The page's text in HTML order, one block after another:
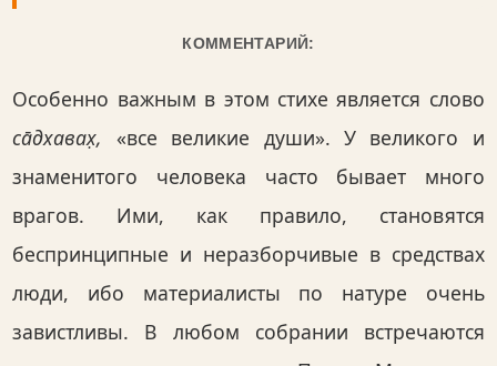
КОММЕНТАРИЙ:
Особенно важным в этом стихе является слово
са̄дхавах̣, «все великие души». У великого и
знаменитого человека часто бывает много
врагов. Ими, как правило, становятся
беспринципные и неразборчивые в средствах
люди, ибо материалисты по натуре очень
завистливы. В любом собрании встречаются